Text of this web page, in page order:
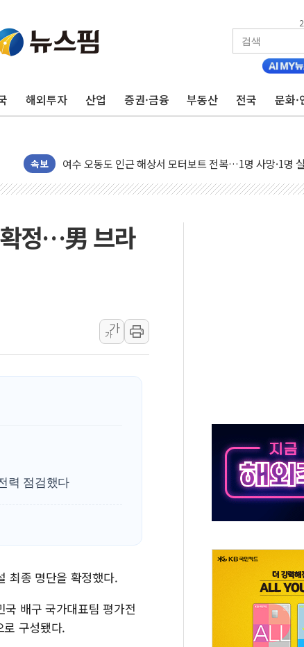
해외투자 산업 증권·금융 부동산 전국 문화·
속보
서울 중랑구 주택가서 흉기 난동…60대 남성 2명 숨져
李대통령 "결혼 때문에 손해 보는 일 없게"…'결혼 페널
추미애, '위안부' 피해자 기림의 날 참석..."국제적 시민 연
인천 선재도 갯벌서 해루질 중 실종 60대 나흘만에 숨진
'화합' 꺼낸 김민석에 '뻔뻔' 받아친 정청래…제주 연설서
李대통령, ISA 개편 재검토 지시…與 "적극 환영"·野 "졸
인제 용대리 계곡서 수위 상승으로 피서객 7명 고립…전원
동해시, 11~14일 '별똥별 멍' 운영…페르세우스 유성우 관
'호우 특보' 경북 울진 시간당 20~30mm 강한 비...가뭄
주말 무더위·열대야 지속…내륙 곳곳 소나기
오세훈 "용산공원 주택 검토, 민주당 스스로 원칙 뒤집는
확정…男 브라
가
가
력 점검했다
최종 명단을 확정했다.
배구 국가대표팀 평가전
구성됐다.